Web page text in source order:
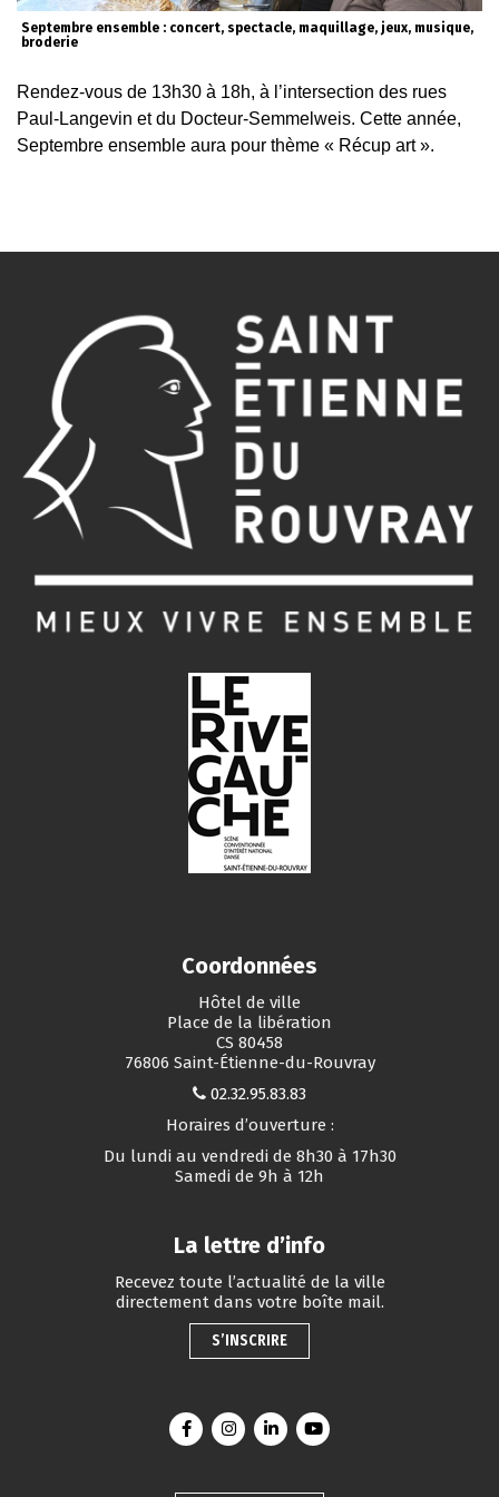
Septembre ensemble : concert, spectacle, maquillage, jeux, musique,
broderie
Rendez-vous de 13h30 à 18h, à l’intersection des rues
Paul-Langevin et du Docteur-Semmelweis. Cette année,
Septembre ensemble aura pour thème « Récup art ».
Coordonnées
Hôtel de ville
Place de la libération
CS 80458
76806 Saint-Étienne-du-Rouvray
02.32.95.83.83
Horaires d’ouverture :
Du lundi au vendredi de 8h30 à 17h30
Samedi de 9h à 12h
La lettre d’info
Recevez toute l’actualité de la ville
directement dans votre boîte mail.
S’INSCRIRE
Lien vers le compte Facebook
Lien vers le compte Instagram
Lien vers le compte Linkedin
Lien vers la chaîne